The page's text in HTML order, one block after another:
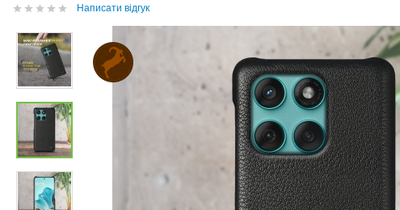
Написати відгук